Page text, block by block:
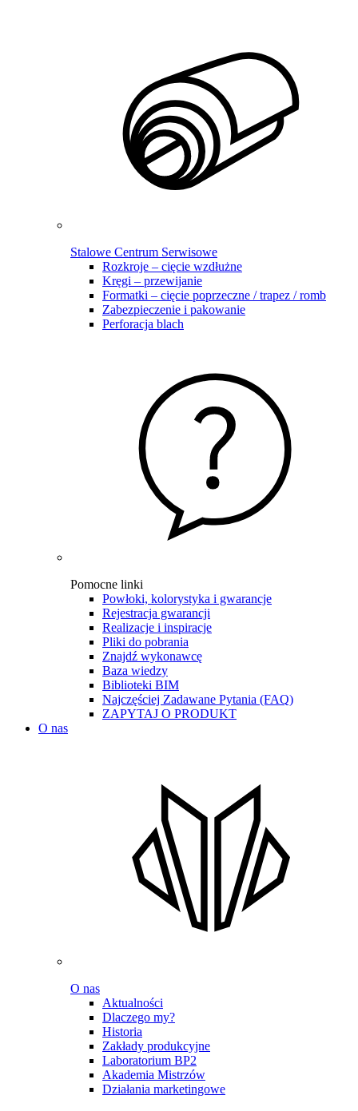
Stalowe Centrum Serwisowe
Rozkroje – cięcie wzdłużne
Kręgi – przewijanie
Formatki – cięcie poprzeczne / trapez / romb
Zabezpieczenie i pakowanie
Perforacja blach
Pomocne linki
Powłoki, kolorystyka i gwarancje
Rejestracja gwarancji
Realizacje i inspiracje
Pliki do pobrania
Znajdź wykonawcę
Baza wiedzy
Biblioteki BIM
Najczęściej Zadawane Pytania (FAQ)
ZAPYTAJ O PRODUKT
O nas
O nas
Aktualności
Dlaczego my?
Historia
Zakłady produkcyjne
Laboratorium BP2
Akademia Mistrzów
Działania marketingowe